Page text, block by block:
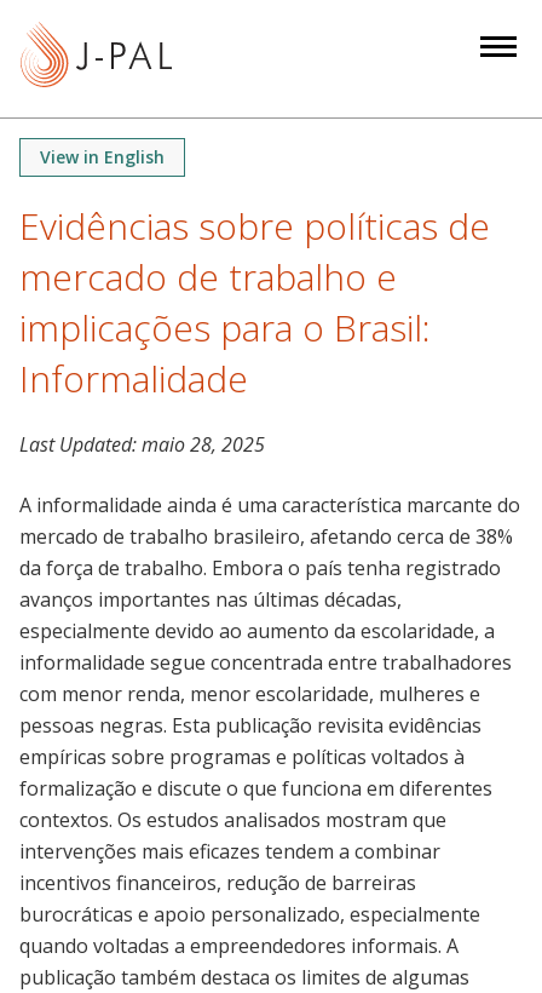
View in English
Evidências sobre políticas de
mercado de trabalho e
implicações para o Brasil:
Informalidade
Last Updated:maio 28, 2025
A informalidade ainda é uma característica marcante do
mercado de trabalho brasileiro, afetando cerca de 38%
da força de trabalho. Embora o país tenha registrado
avanços importantes nas últimas décadas,
especialmente devido ao aumento da escolaridade, a
informalidade segue concentrada entre trabalhadores
com menor renda, menor escolaridade, mulheres e
pessoas negras. Esta publicação revisita evidências
empíricas sobre programas e políticas voltados à
formalização e discute o que funciona em diferentes
contextos. Os estudos analisados mostram que
intervenções mais eficazes tendem a combinar
incentivos financeiros, redução de barreiras
burocráticas e apoio personalizado, especialmente
quando voltadas a empreendedores informais. A
publicação também destaca os limites de algumas